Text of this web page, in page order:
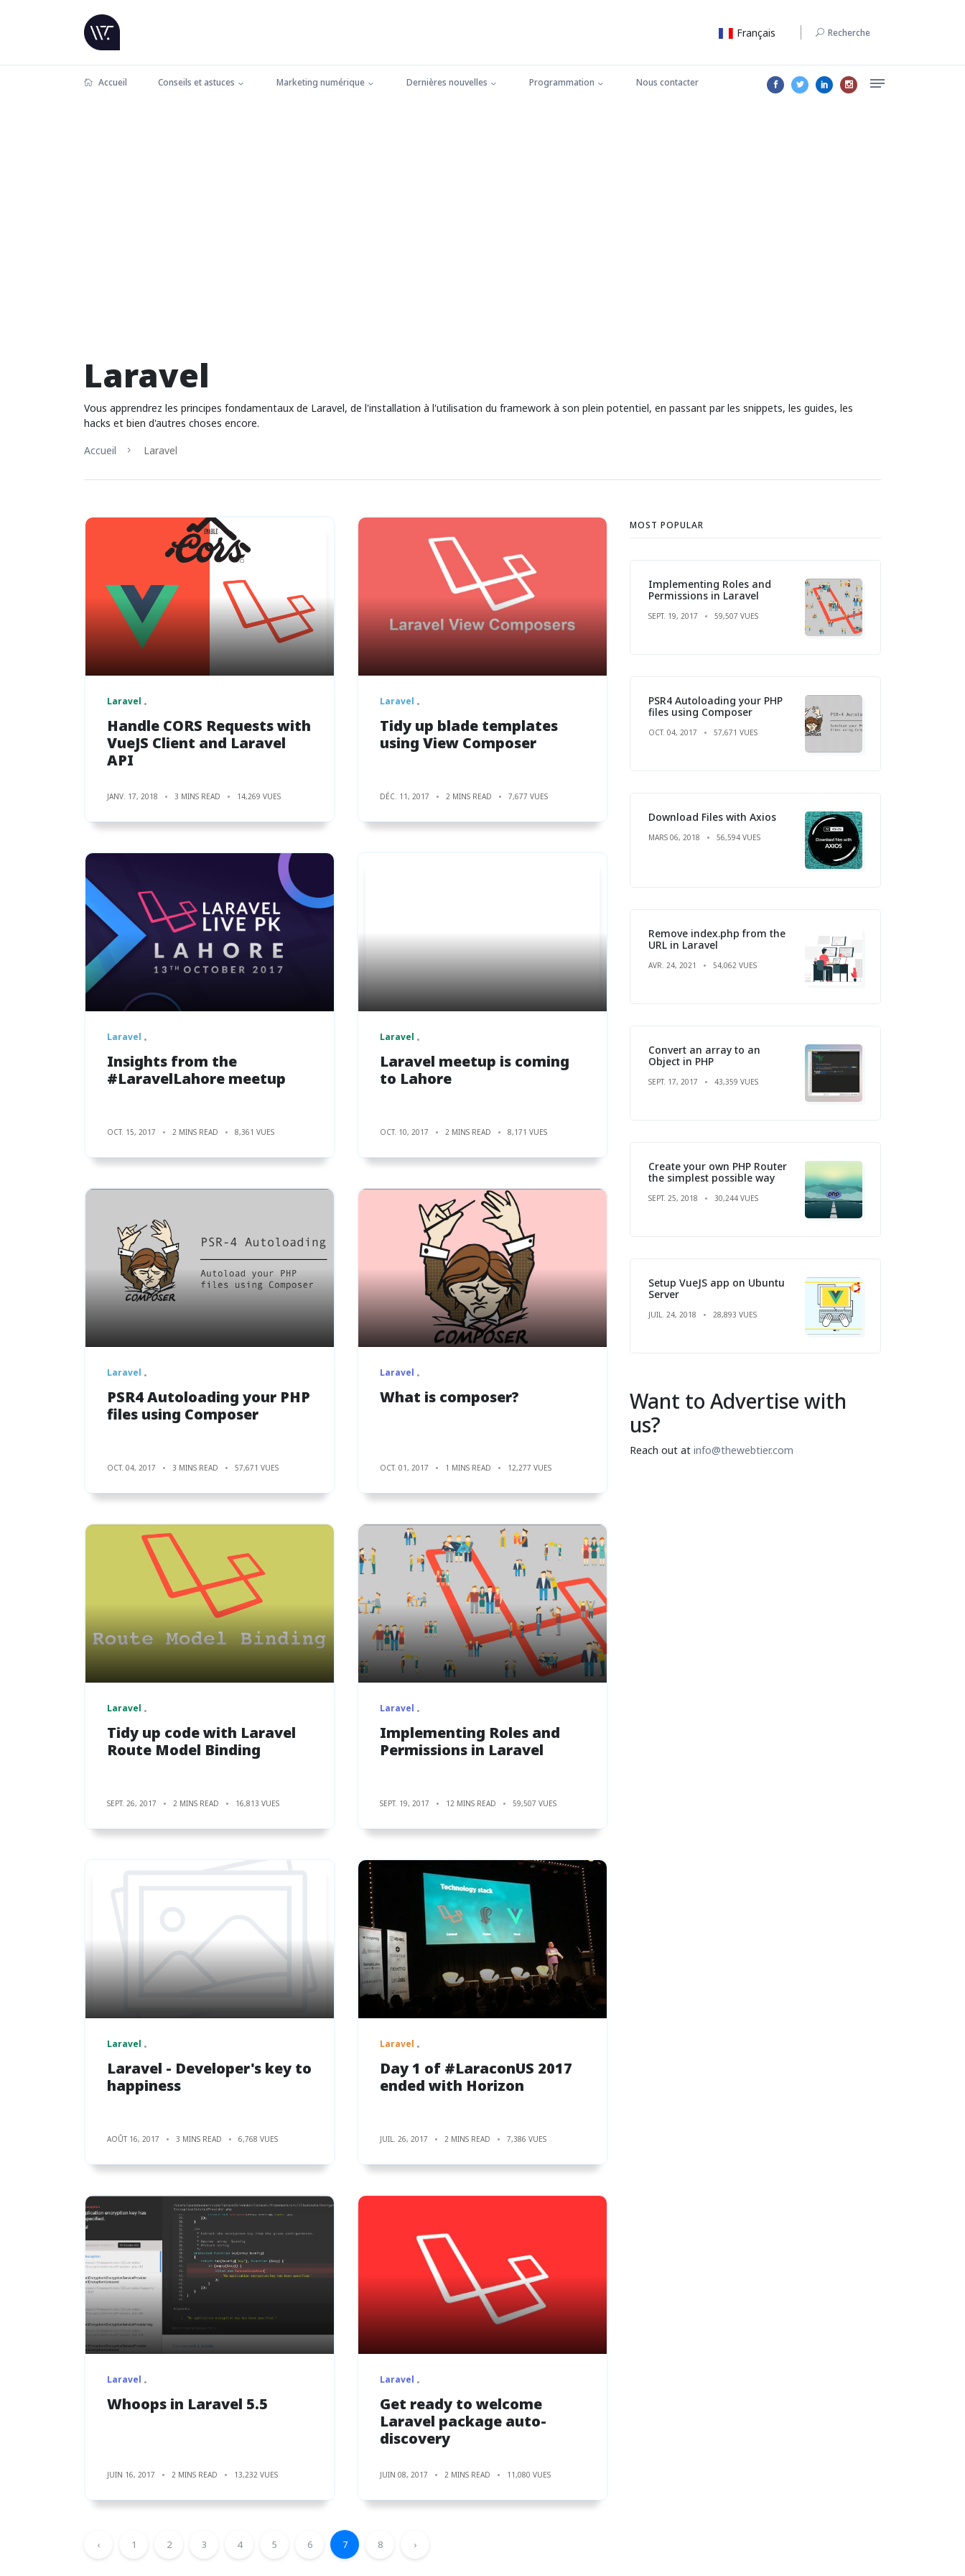
Français Recherche
Accueil Conseils et astuces Marketing numérique Dernières nouvelles Programmation Nous contacter
Laravel
Vous apprendrez les principes fondamentaux de Laravel, de l'installation à l'utilisation du framework à son plein potentiel, en passant par les snippets, les guides, les
hacks et bien d'autres choses encore.
Accueil
Laravel
Laravel
Handle CORS Requests with
VueJS Client and Laravel
API
JANV. 17, 2018 3 MINS READ 14,269 VUES
Laravel
Tidy up blade templates
using View Composer
DÉC. 11, 2017 2 MINS READ 7,677 VUES
Laravel
Insights from the
#LaravelLahore meetup
OCT. 15, 2017 2 MINS READ 8,361 VUES
Laravel
Laravel meetup is coming
to Lahore
OCT. 10, 2017 2 MINS READ 8,171 VUES
Laravel
PSR4 Autoloading your PHP
files using Composer
OCT. 04, 2017 3 MINS READ 57,671 VUES
Laravel
What is composer?
OCT. 01, 2017 1 MINS READ 12,277 VUES
Laravel
Tidy up code with Laravel
Route Model Binding
SEPT. 26, 2017 2 MINS READ 16,813 VUES
Laravel
Implementing Roles and
Permissions in Laravel
SEPT. 19, 2017 12 MINS READ 59,507 VUES
Laravel
Laravel - Developer's key to
happiness
AOÛT 16, 2017 3 MINS READ 6,768 VUES
Laravel
Day 1 of #LaraconUS 2017
ended with Horizon
JUIL. 26, 2017 2 MINS READ 7,386 VUES
Laravel
Whoops in Laravel 5.5
JUIN 16, 2017 2 MINS READ 13,232 VUES
Laravel
Get ready to welcome
Laravel package auto-
discovery
JUIN 08, 2017 2 MINS READ 11,080 VUES
‹ 1 2 3 4 5 6 7 8 ›
MOST POPULAR
Implementing Roles and
Permissions in Laravel
SEPT. 19, 2017 59,507 VUES
PSR4 Autoloading your PHP
files using Composer
OCT. 04, 2017 57,671 VUES
Download Files with Axios
MARS 06, 2018 56,594 VUES
Remove index.php from the
URL in Laravel
AVR. 24, 2021 54,062 VUES
Convert an array to an
Object in PHP
SEPT. 17, 2017 43,359 VUES
Create your own PHP Router
the simplest possible way
SEPT. 25, 2018 30,244 VUES
Setup VueJS app on Ubuntu
Server
JUIL. 24, 2018 28,893 VUES
Want to Advertise with
us?
Reach out at info@thewebtier.com